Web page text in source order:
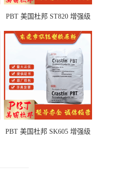
PBT 美国杜邦 ST820 增强级
PBT 美国杜邦 SK605 增强级